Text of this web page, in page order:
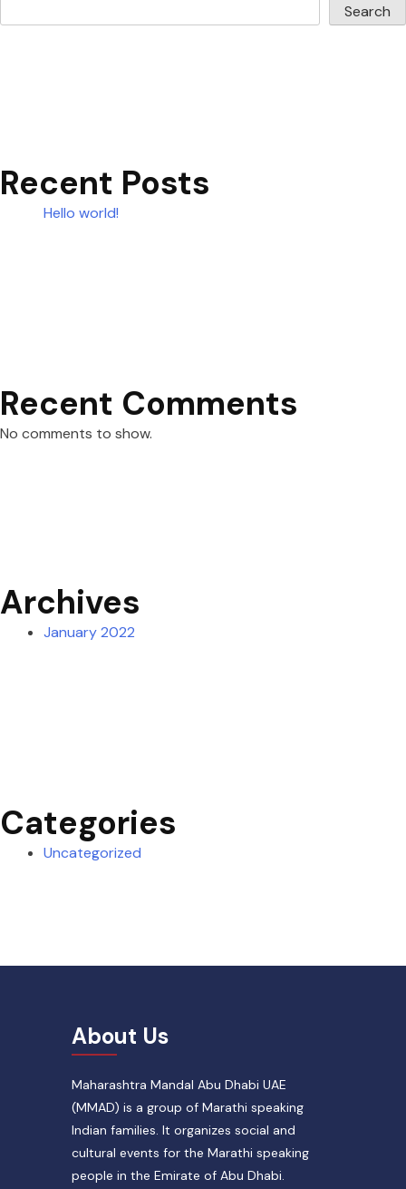
Search
Recent Posts
Hello world!
Recent Comments
No comments to show.
Archives
January 2022
Categories
Uncategorized
About Us
Maharashtra Mandal Abu Dhabi UAE
(MMAD) is a group of Marathi speaking
Indian families. It organizes social and
cultural events for the Marathi speaking
people in the Emirate of Abu Dhabi.